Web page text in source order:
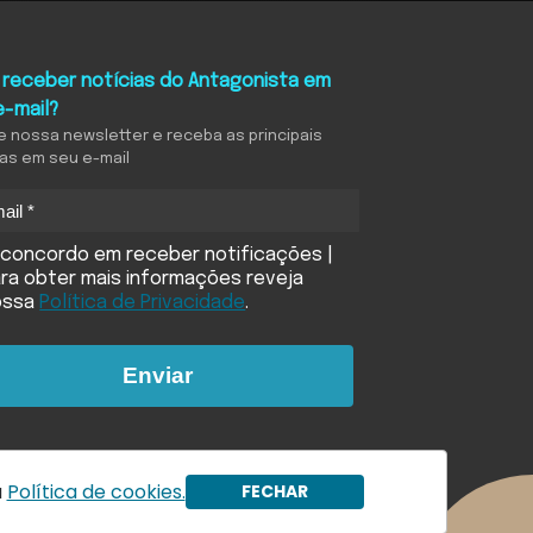
Política de cookies. FECHAR
receber notícias do Antagonista em
mail?
nossa newsletter e receba as principais
em seu e-mail
concordo em receber notificações |
obter mais informações reveja
Política de Privacidade.
Enviar
Política de compliance
Princípios Editoriais